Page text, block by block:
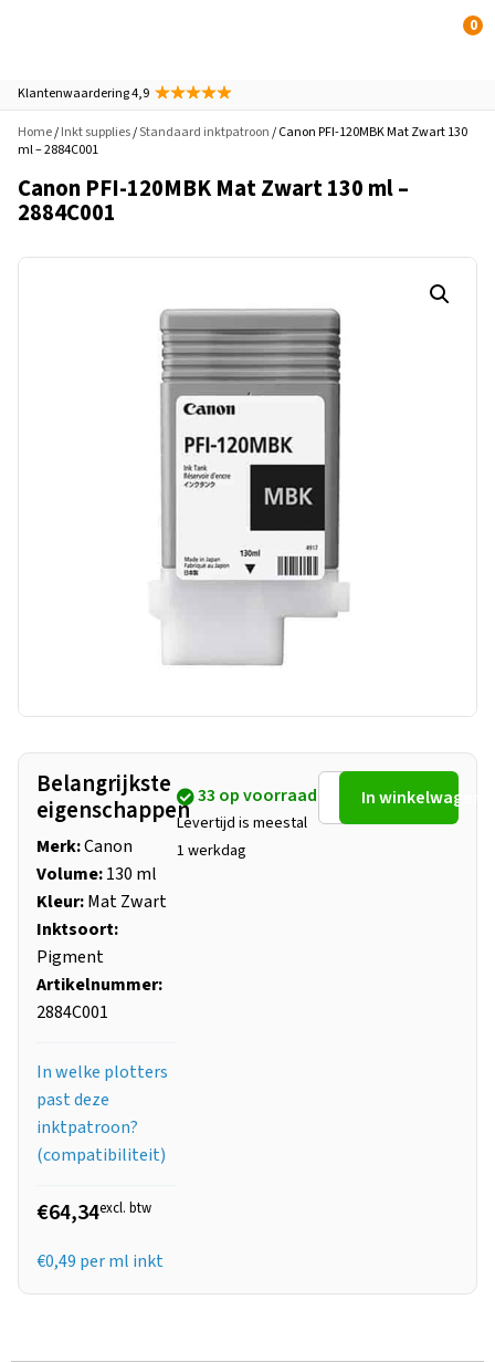
0
Klantenwaardering 4,9
Home/Inkt supplies/Standaard inktpatroon/ Canon PFI-120MBK Mat Zwart 130
ml – 2884C001
Canon PFI-120MBK Mat Zwart 130 ml –
2884C001
Belangrijkste
eigenschappen
Merk:Canon
Volume:130 ml
Kleur:Mat Zwart
Inktsoort:
Pigment
Artikelnummer:
2884C001
In welke plotters
past deze
inktpatroon?
(compatibiliteit)
€64,34excl. btw
€0,49 per ml inkt
33 op voorraad
Levertijd is meestal
1 werkdag
In winkelwagen